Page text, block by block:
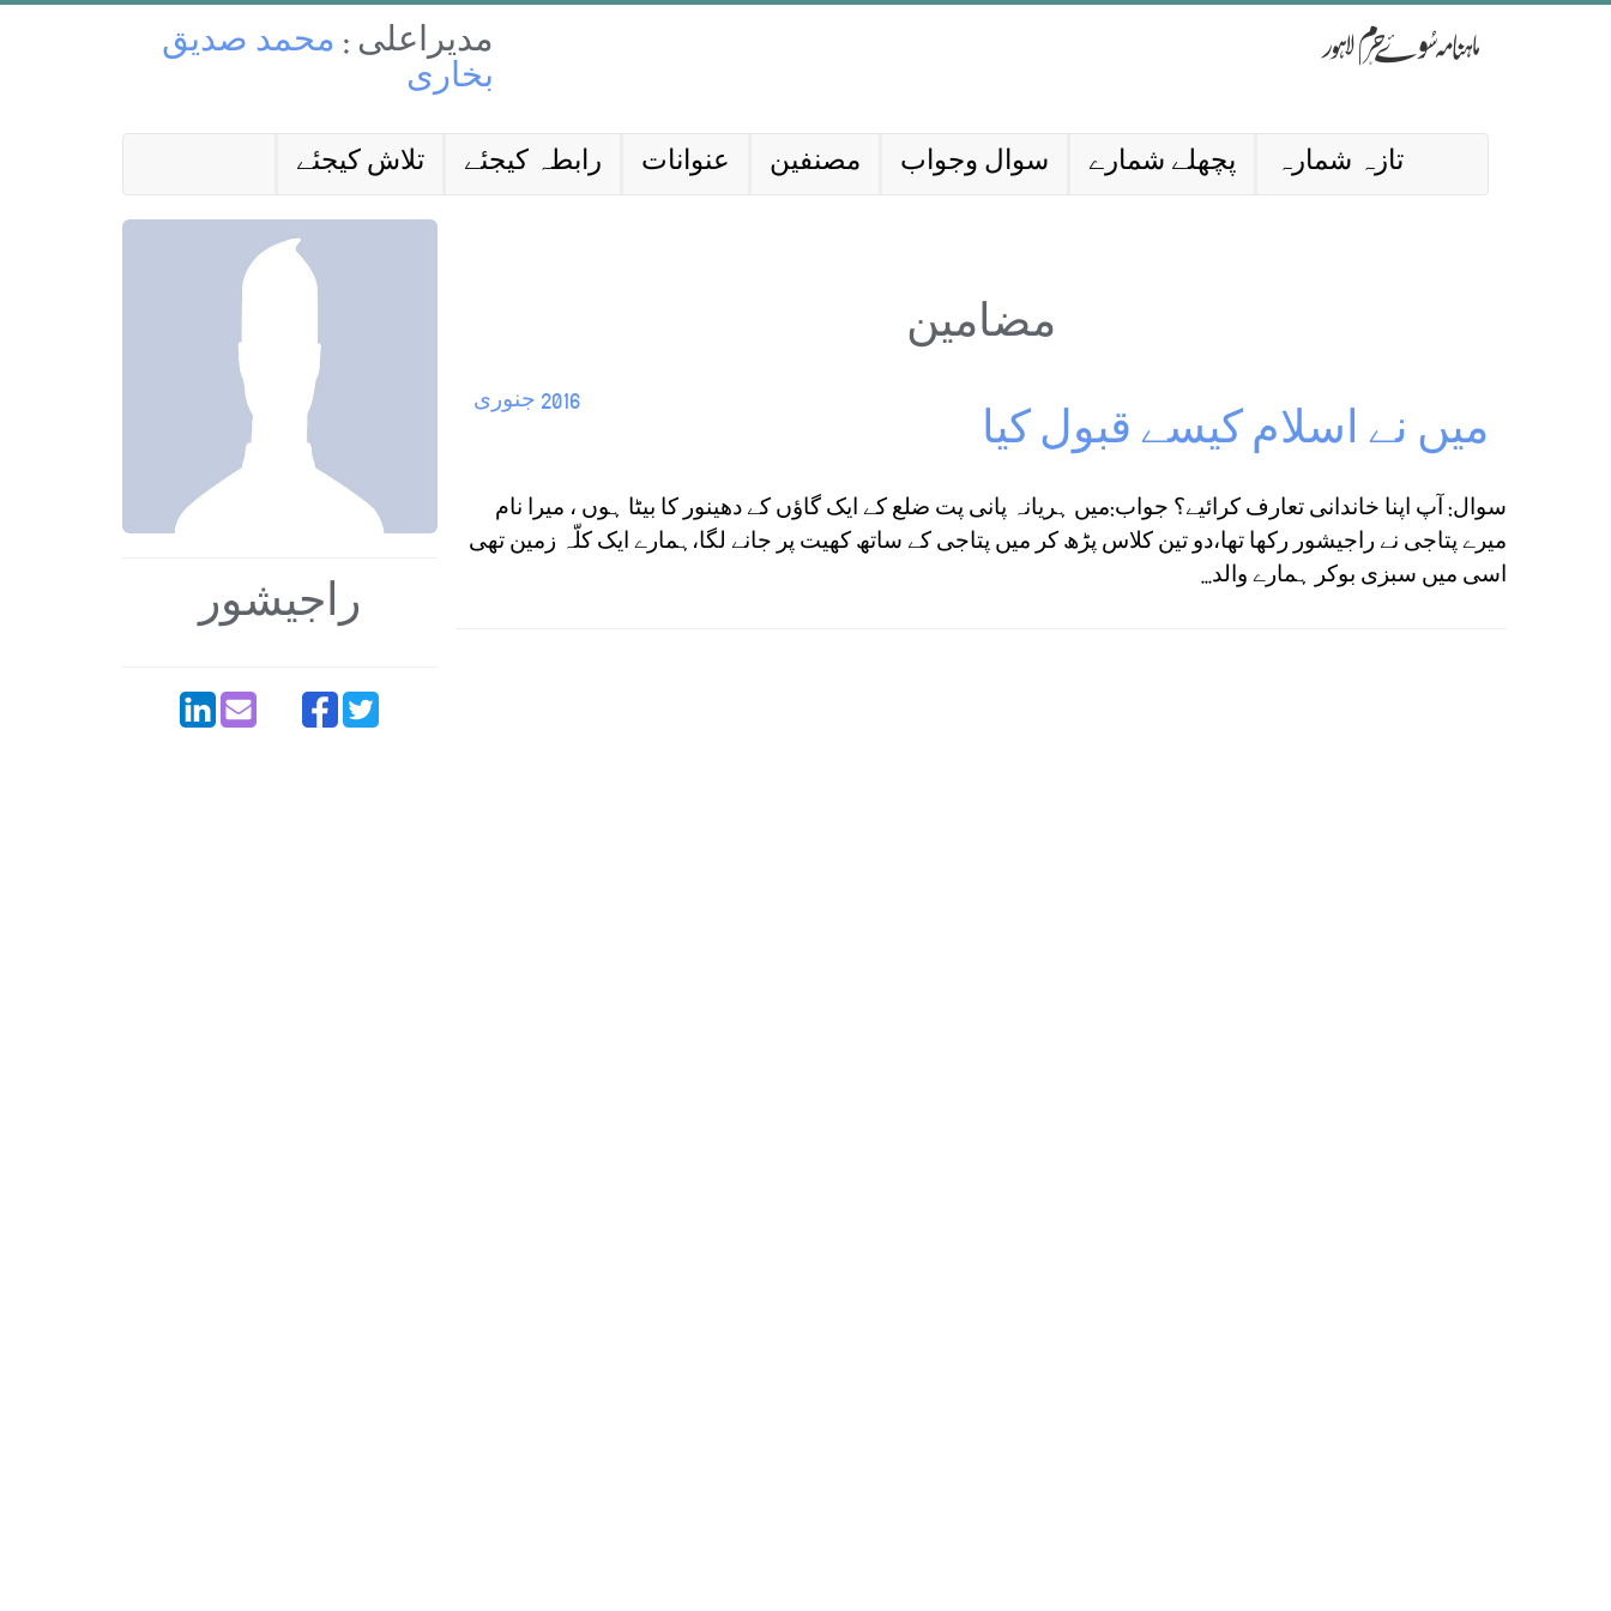
مدیراعلی : محمد صدیق
بخاری
تلاش کیجئے رابطہ کیجئے عنوانات مصنفین سوال وجواب پچھلے شمارے تازہ شمارہ
راجیشور
مضامین
2016 جنوری
میں نے اسلام کیسے قبول کیا
سوال: آپ اپنا خاندانی تعارف کرائیے؟ جواب:میں ہریانہ پانی پت ضلع کے ایک گاؤں کے دھینور کا بیٹا ہوں ، میرا نام
میرے پتاجی نے راجیشور رکھا تھا،دو تین کلاس پڑھ کر میں پتاجی کے ساتھ کھیت پر جانے لگا،ہمارے ایک کلّہ زمین تھی
اسی میں سبزی بوکر ہمارے والد...